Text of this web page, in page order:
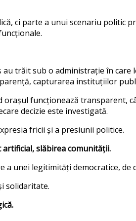
ci parte a unui scenariu politic
trăit sub o administrație în care
capturarea instituțiilor
orașul funcționează transparent,
decizie este investigată.
fricii și a presiunii politice.
artificial, slăbirea comunității.
a unei legitimități democratice, de
solidaritate.